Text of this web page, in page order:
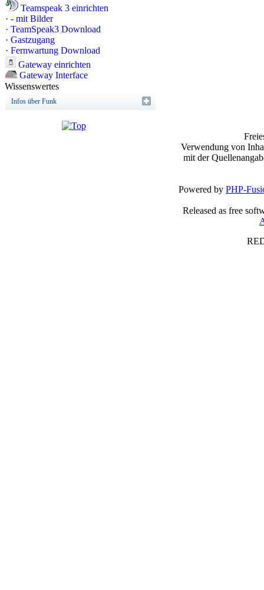
Teamspeak 3 einrichten
· - mit Bilder
· TeamSpeak3 Download
· Gastzugang
· Fernwartung Download
Gateway einrichten
Gateway Interface
Wissenswertes
Infos über Funk
Verwendung von
mit der
Powered by PHP-
Released as free